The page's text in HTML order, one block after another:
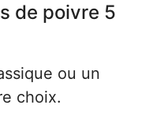
de poivre 5
ou un
choix.